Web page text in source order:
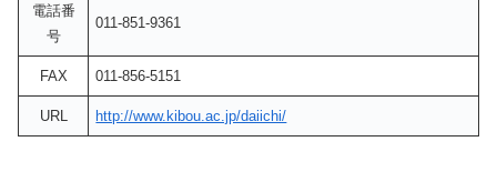
電話番
号
011-851-9361
FAX 011-856-5151
URL http://www.kibou.ac.jp/daiichi/